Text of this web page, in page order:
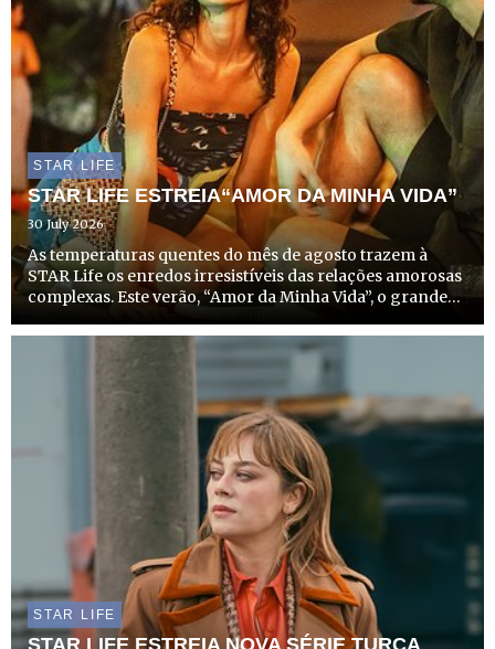
STAR LIFE
STAR LIFE ESTREIA“AMOR DA MINHA VIDA”
30 July 2026
As temperaturas quentes do mês de agosto trazem à
STAR Life os enredos irresistíveis das relações amorosas
complexas. Este verão, “Amor da Minha Vida”, o grande
estreia marcada para dia 14 de agosto, a partir das
STAR LIFE